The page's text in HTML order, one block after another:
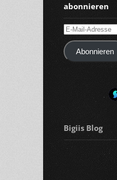
abonnieren
E-
Mail-
AdresseAbonnieren
Bigiis Blog